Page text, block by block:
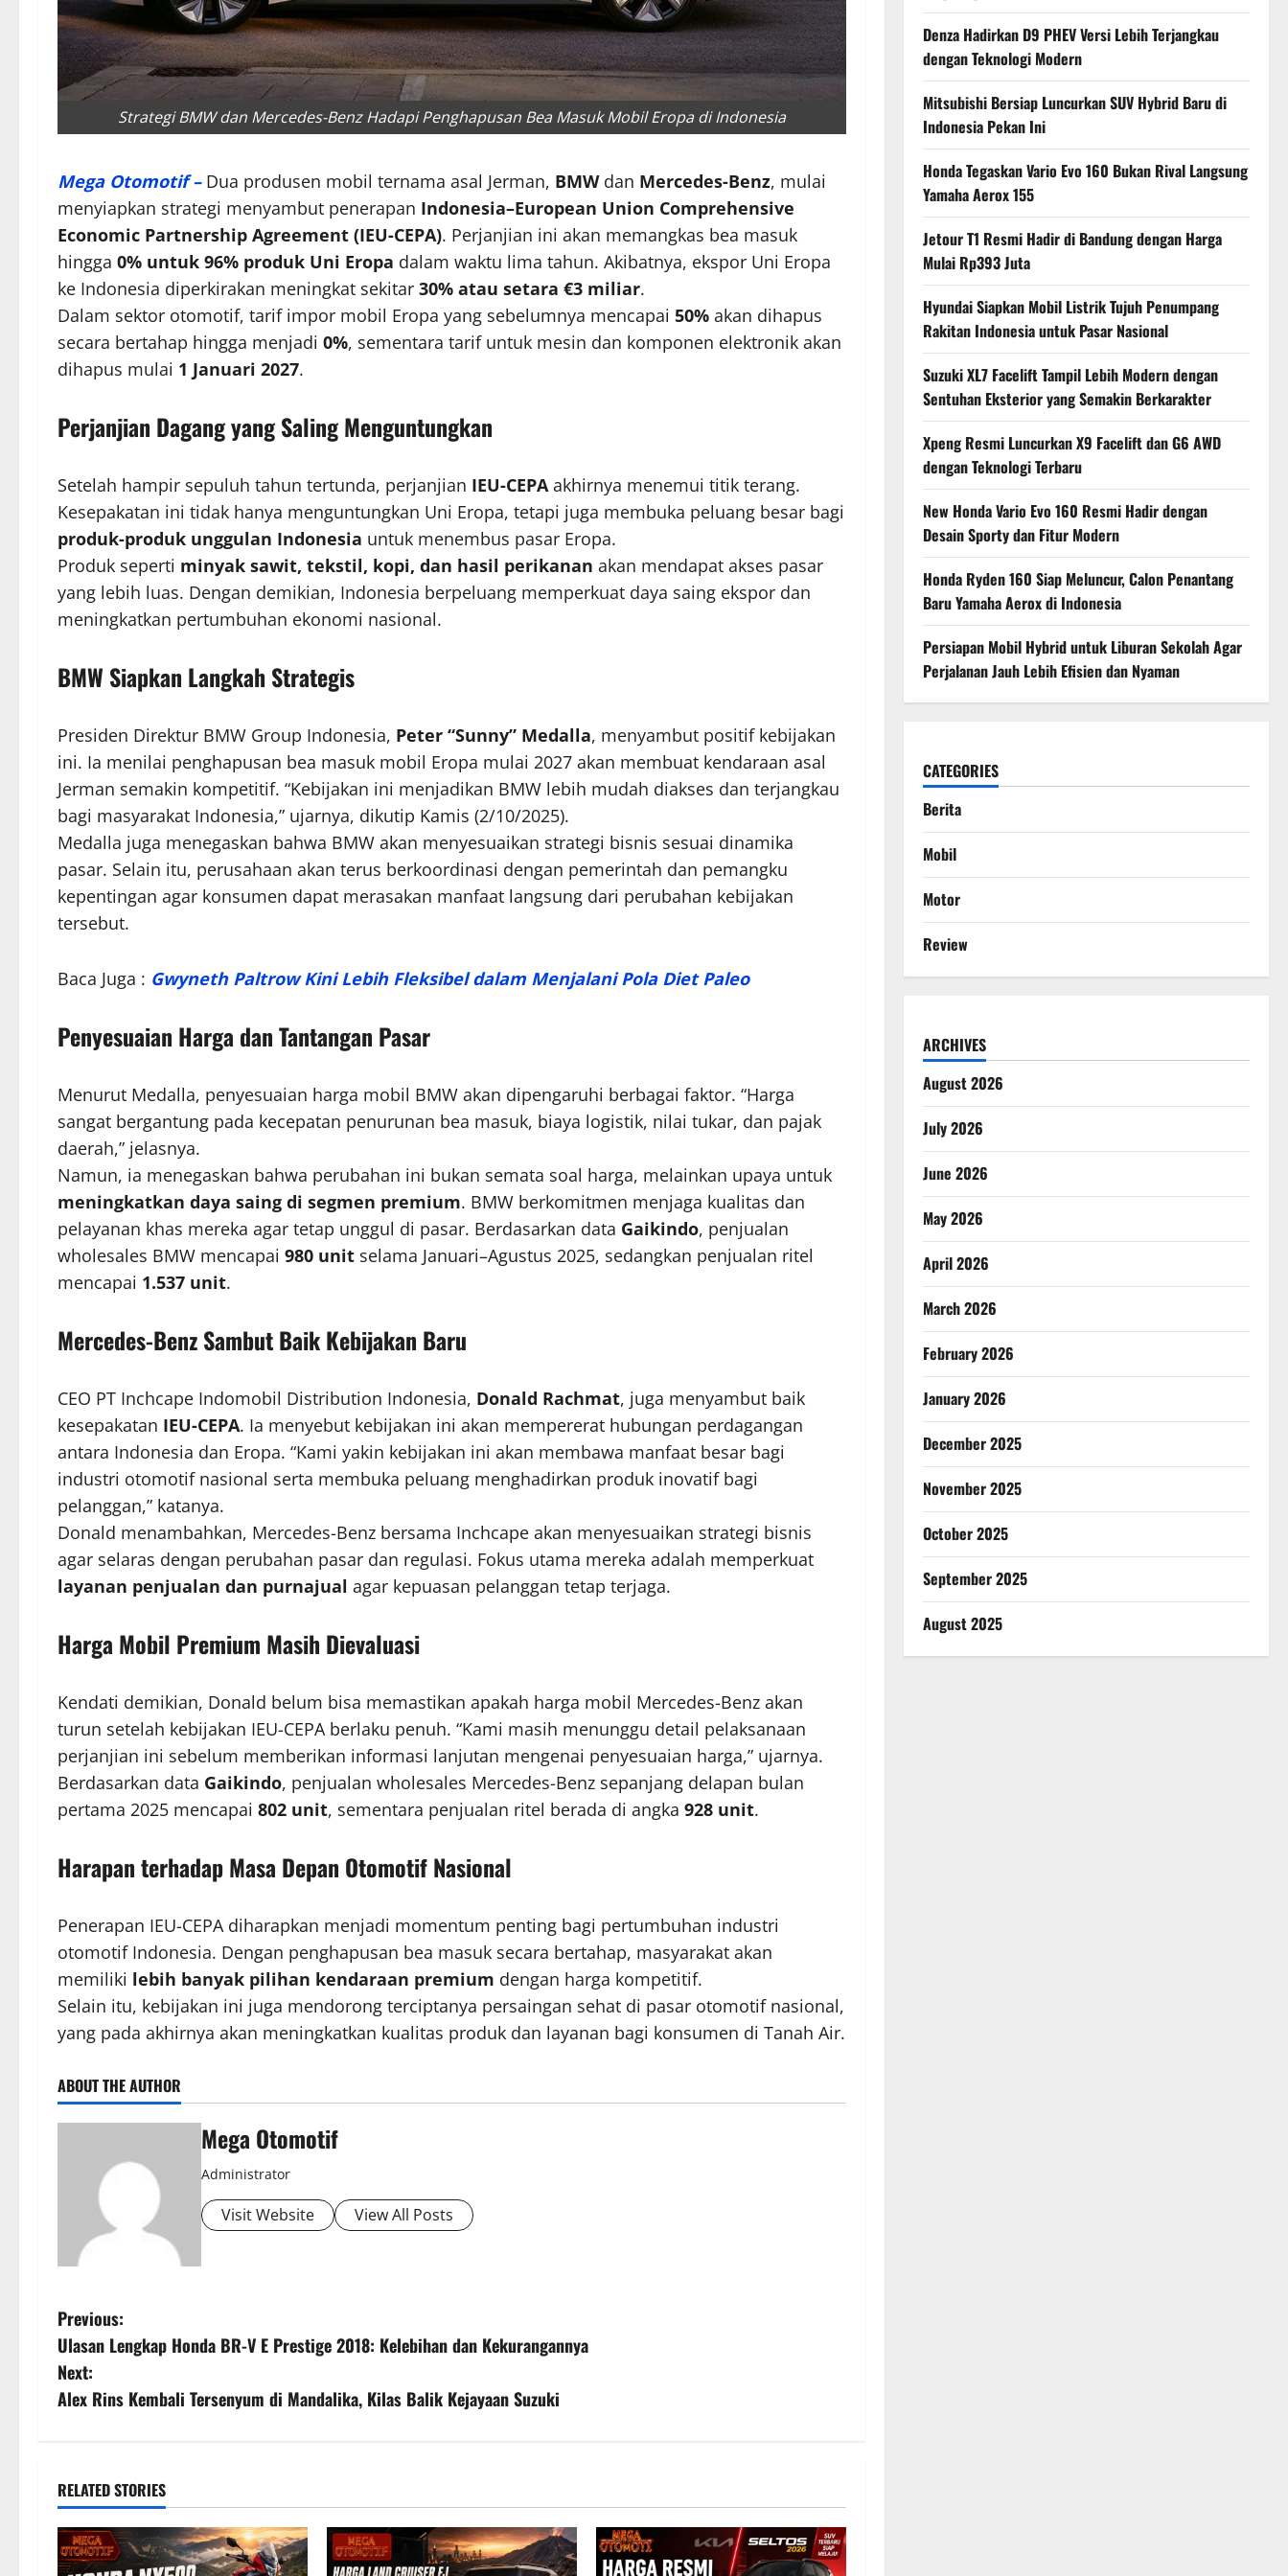
Strategi BMW dan Mercedes-Benz Hadapi Penghapusan Bea Masuk Mobil Eropa di Indonesia
Mega Otomotif –Dua produsen mobil ternama asal Jerman, BMWdan Mercedes-Benz, mulai
menyiapkan strategi menyambut penerapan Indonesia–European Union Comprehensive
Economic Partnership Agreement (IEU-CEPA). Perjanjian ini akan memangkas bea masuk
hingga 0% untuk 96% produk Uni Eropa dalam waktu lima tahun. Akibatnya, ekspor Uni Eropa
ke Indonesia diperkirakan meningkat sekitar 30% atau setara €3 miliar.
Dalam sektor otomotif, tarif impor mobil Eropa yang sebelumnya mencapai 50% akan dihapus
secara bertahap hingga menjadi 0%, sementara tarif untuk mesin dan komponen elektronik akan
dihapus mulai 1 Januari 2027.
Perjanjian Dagang yang Saling Menguntungkan
Setelah hampir sepuluh tahun tertunda, perjanjian IEU-CEPAakhirnya menemui titik terang.
Kesepakatan ini tidak hanya menguntungkan Uni Eropa, tetapi juga membuka peluang besar bagi
produk-produk unggulan Indonesia untuk menembus pasar Eropa.
Produk seperti minyak sawit, tekstil, kopi, dan hasil perikanan akan mendapat akses pasar
yang lebih luas. Dengan demikian, Indonesia berpeluang memperkuat daya saing ekspor dan
meningkatkan pertumbuhan ekonomi nasional.
BMW Siapkan Langkah Strategis
Presiden Direktur BMW Group Indonesia, Peter “Sunny” Medalla, menyambut positif kebijakan
ini. Ia menilai penghapusan bea masuk mobil Eropa mulai 2027 akan membuat kendaraan asal
Jerman semakin kompetitif. “Kebijakan ini menjadikan BMW lebih mudah diakses dan terjangkau
bagi masyarakat Indonesia,” ujarnya, dikutip Kamis (2/10/2025).
Medalla juga menegaskan bahwa BMW akan menyesuaikan strategi bisnis sesuai dinamika
pasar. Selain itu, perusahaan akan terus berkoordinasi dengan pemerintah dan pemangku
kepentingan agar konsumen dapat merasakan manfaat langsung dari perubahan kebijakan
tersebut.
Baca Juga : Gwyneth Paltrow Kini Lebih Fleksibel dalam Menjalani Pola Diet Paleo
Penyesuaian Harga dan Tantangan Pasar
Menurut Medalla, penyesuaian harga mobil BMW akan dipengaruhi berbagai faktor. “Harga
sangat bergantung pada kecepatan penurunan bea masuk, biaya logistik, nilai tukar, dan pajak
daerah,” jelasnya.
Namun, ia menegaskan bahwa perubahan ini bukan semata soal harga, melainkan upaya untuk
meningkatkan daya saing di segmen premium. BMW berkomitmen menjaga kualitas dan
pelayanan khas mereka agar tetap unggul di pasar. Berdasarkan data Gaikindo, penjualan
wholesales BMW mencapai 980 unit selama Januari–Agustus 2025, sedangkan penjualan ritel
mencapai 1.537 unit.
Mercedes-Benz Sambut Baik Kebijakan Baru
CEO PT Inchcape Indomobil Distribution Indonesia, Donald Rachmat, juga menyambut baik
kesepakatan IEU-CEPA. Ia menyebut kebijakan ini akan mempererat hubungan perdagangan
antara Indonesia dan Eropa. “Kami yakin kebijakan ini akan membawa manfaat besar bagi
industri otomotif nasional serta membuka peluang menghadirkan produk inovatif bagi
pelanggan,” katanya.
Donald menambahkan, Mercedes-Benz bersama Inchcape akan menyesuaikan strategi bisnis
agar selaras dengan perubahan pasar dan regulasi. Fokus utama mereka adalah memperkuat
layanan penjualan dan purnajual agar kepuasan pelanggan tetap terjaga.
Harga Mobil Premium Masih Dievaluasi
Kendati demikian, Donald belum bisa memastikan apakah harga mobil Mercedes-Benz akan
turun setelah kebijakan IEU-CEPA berlaku penuh. “Kami masih menunggu detail pelaksanaan
perjanjian ini sebelum memberikan informasi lanjutan mengenai penyesuaian harga,” ujarnya.
Berdasarkan data Gaikindo, penjualan wholesales Mercedes-Benz sepanjang delapan bulan
pertama 2025 mencapai 802 unit, sementara penjualan ritel berada di angka 928 unit.
Harapan terhadap Masa Depan Otomotif Nasional
Penerapan IEU-CEPA diharapkan menjadi momentum penting bagi pertumbuhan industri
otomotif Indonesia. Dengan penghapusan bea masuk secara bertahap, masyarakat akan
memiliki lebih banyak pilihan kendaraan premium dengan harga kompetitif.
Selain itu, kebijakan ini juga mendorong terciptanya persaingan sehat di pasar otomotif nasional,
yang pada akhirnya akan meningkatkan kualitas produk dan layanan bagi konsumen di Tanah Air.
ABOUT THE AUTHOR
Mega Otomotif
Administrator
Visit Website View All Posts
P
o
s
n
a
v
Previous:
Ulasan Lengkap Honda BR-V E Prestige 2018: Kelebihan dan Kekurangannya
Next:
Alex Rins Kembali Tersenyum di Mandalika, Kilas Balik Kejayaan Suzuki
RELATED STORIES
Denza Hadirkan D9 PHEV Versi Lebih Terjangkau
dengan Teknologi Modern
Mitsubishi Bersiap Luncurkan SUV Hybrid Baru di
Indonesia Pekan Ini
Honda Tegaskan Vario Evo 160 Bukan Rival Langsung
Yamaha Aerox 155
Jetour T1 Resmi Hadir di Bandung dengan Harga
Mulai Rp393 Juta
Hyundai Siapkan Mobil Listrik Tujuh Penumpang
Rakitan Indonesia untuk Pasar Nasional
Suzuki XL7 Facelift Tampil Lebih Modern dengan
Sentuhan Eksterior yang Semakin Berkarakter
Xpeng Resmi Luncurkan X9 Facelift dan G6 AWD
dengan Teknologi Terbaru
New Honda Vario Evo 160 Resmi Hadir dengan
Desain Sporty dan Fitur Modern
Honda Ryden 160 Siap Meluncur, Calon Penantang
Baru Yamaha Aerox di Indonesia
Persiapan Mobil Hybrid untuk Liburan Sekolah Agar
Perjalanan Jauh Lebih Efisien dan Nyaman
CATEGORIES
Berita
Mobil
Motor
Review
ARCHIVES
August 2026
July 2026
June 2026
May 2026
April 2026
March 2026
February 2026
January 2026
December 2025
November 2025
October 2025
September 2025
August 2025